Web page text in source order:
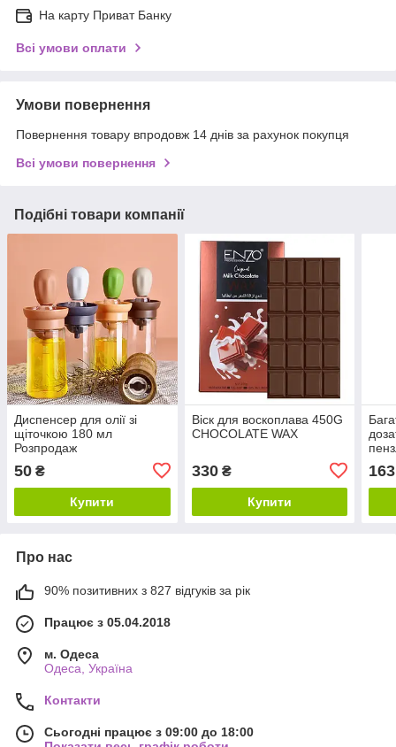
На карту Приват Банку
Всі умови оплати
Умови повернення
Повернення товару впродовж 14 днів за рахунок покупця
Всі умови повернення
Подібні товари компанії
Диспенсер для олії зі
щіточкою 180 мл
Розпродаж
50 ₴
Купити
Віск для воскоплава 450G
CHOCOLATE WAX
330₴
Купити
163
Про нас
90% позитивних з 827 відгуків за рік
Працює з 05.04.2018
м. Одеса
Одеса, Україна
Контакти
Сьогодні працює з 09:00 до 18:00